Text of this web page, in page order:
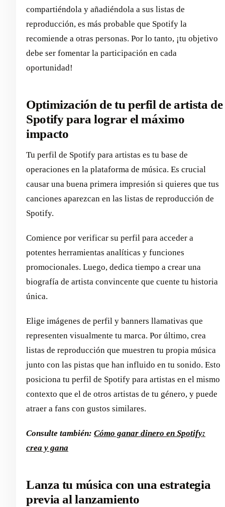
compartiéndola y añadiéndola a sus listas de
reproducción, es más probable que Spotify la
recomiende a otras personas. Por lo tanto, ¡tu objetivo
debe ser fomentar la participación en cada
oportunidad!
Optimización de tu perfil de artista de
Spotify para lograr el máximo
impacto
Tu perfil de Spotify para artistas es tu base de
operaciones en la plataforma de música. Es crucial
causar una buena primera impresión si quieres que tus
canciones aparezcan en las listas de reproducción de
Spotify.
Comience por verificar su perfil para acceder a
potentes herramientas analíticas y funciones
promocionales. Luego, dedica tiempo a crear una
biografía de artista convincente que cuente tu historia
única.
Elige imágenes de perfil y banners llamativas que
representen visualmente tu marca. Por último, crea
listas de reproducción que muestren tu propia música
junto con las pistas que han influido en tu sonido. Esto
posiciona tu perfil de Spotify para artistas en el mismo
contexto que el de otros artistas de tu género, y puede
atraer a fans con gustos similares.
Consulte también: Cómo ganar dinero en Spotify:
crea y gana
Lanza tu música con una estrategia
previa al lanzamiento